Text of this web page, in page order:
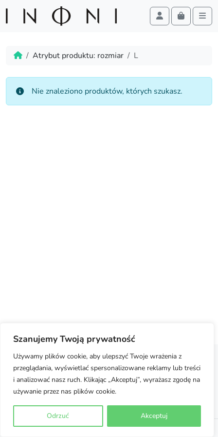
Szanujemy Twoją prywatność
Używamy plików cookie, aby ulepszyć Twoje wrażenia z
przeglądania, wyświetlać spersonalizowane reklamy lub treści
i analizować nasz ruch. Klikając „Akceptuj”, wyrażasz zgodę na
używanie przez nas plików cookie.
Odrzuć Akceptuj
Account
Cart
HomeAtrybut produktu: rozmiar L
Nie znaleziono produktów, których szukasz.
Regulamin Polityka prywatności
Moje konto
Jak dobrać rozmiar
©2026 Team Inoni